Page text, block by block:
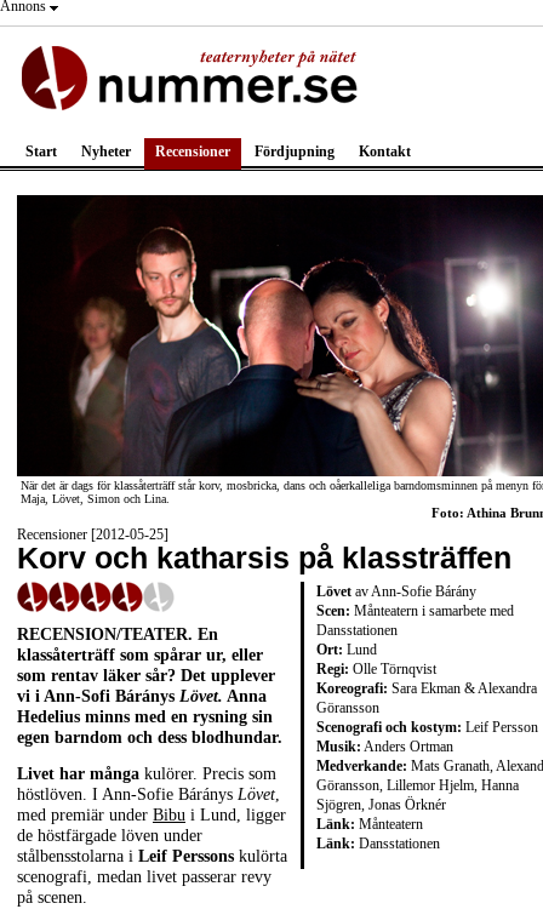
Annons
Start Nyheter Recensioner Fördjupning Kontakt
När det är dags för klassåterträff står korv, mosbricka, dans och oåerkalleliga barndomsminnen på menyn
Maja, Lövet, Simon och Lina.
Foto: Athina
Recensioner [2012-05-25]
Korv och katharsis på klassträffen
Lövet av Ann-Sofie Bárány
Scen: Månteatern i samarbete med
Dansstationen
Ort: Lund
Regi: Olle Törnqvist
Koreografi: Sara Ekman & Alexandra
Göransson
Scenografi och kostym: Leif Persson
Musik: Anders Ortman
Medverkande: Mats Granath,
Göransson, Lillemor Hjelm, Hanna
Sjögren, Jonas Örknér
Länk: Månteatern
Länk: Dansstationen
RECENSION/TEATER. En
klassåterträff som spårar ur, eller
som rentav läker sår? Det upplever
vi i Ann-Sofi Báránys Lövet. Anna
Hedelius minns med en rysning sin
egen barndom och dess blodhundar.
Livet har många kulörer. Precis som
höstlöven. I Ann-Sofie Báránys Lövet,
med premiär under Bibu i Lund, ligger
de höstfärgade löven under
stålbensstolarna i Leif Perssons kulörta
scenografi, medan livet passerar revy
på scenen.